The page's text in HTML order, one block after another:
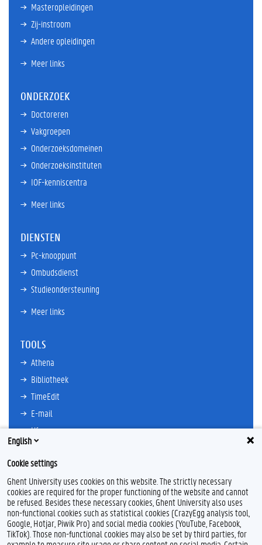
Masteropleidingen
Zij-instroom
Andere opleidingen
Meer links
ONDERZOEK
Doctoreren
Vakgroepen
Onderzoeksdomeinen
Onderzoeksinstituten
IOF-kenniscentra
Meer links
DIENSTEN
Pc-knooppunt
Ombudsdienst
Studieondersteuning
Meer links
TOOLS
Athena
Bibliotheek
TimeEdit
E-mail
Ufora
Oasis
Research Explorer
F
a
c
T
w
i
L
i
n
Y
o
u
I
n
s
F
l
i
English
Cookie settings
Ghent University uses cookies on this website. The strictly necessary
cookies are required for the proper functioning of the website and cannot
be refused. Besides these necessary cookies, Ghent University also uses
non-functional cookies such as statistical cookies (CrazyEgg analysis tool,
Google, Hotjar, Piwik Pro) and social media cookies (YouTube, Facebook,
TikTok). Those non-functional cookies may also be set by third parties, for